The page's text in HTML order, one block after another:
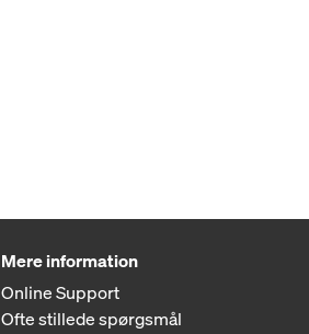
Mere information
Online Support
Ofte stillede spørgsmål